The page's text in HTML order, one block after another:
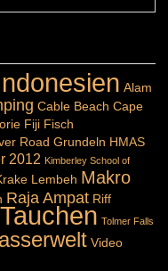
Alam
Cable Beach Cape
Fiji Fisch
Road Grundeln HMAS
2012 Kimberley School of
Lembeh Makro
Raja Ampat Riff
Tauchen Tolmer Falls
Video